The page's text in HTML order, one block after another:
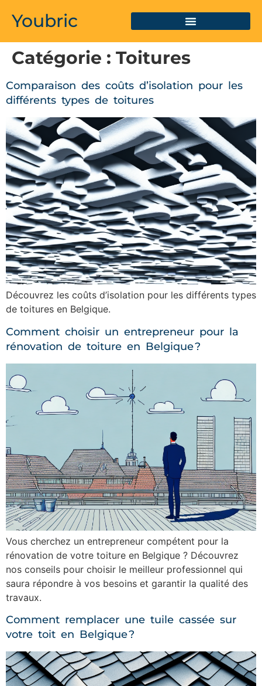
Youbric
Catégorie : Toitures
Comparaison des coûts d’isolation pour les
différents types de toitures
Découvrez les coûts d’isolation pour les différents types
de toitures en Belgique.
Comment choisir un entrepreneur pour la
rénovation de toiture en Belgique ?
Vous cherchez un entrepreneur compétent pour la
rénovation de votre toiture en Belgique ? Découvrez
nos conseils pour choisir le meilleur professionnel qui
saura répondre à vos besoins et garantir la qualité des
travaux.
Comment remplacer une tuile cassée sur
votre toit en Belgique ?